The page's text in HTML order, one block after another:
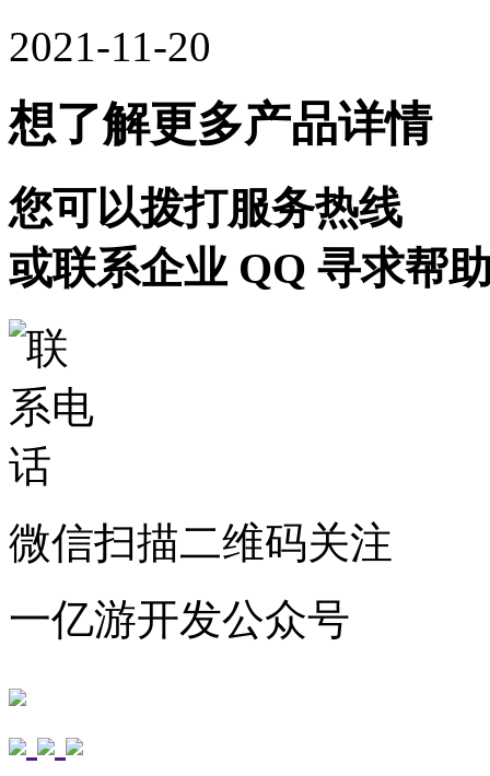
2021-11-20
想了解更多产品详情
您可以拨打服务热线
或联系企业 QQ 寻求帮
微信扫描二维码关注
一亿游开发公众号